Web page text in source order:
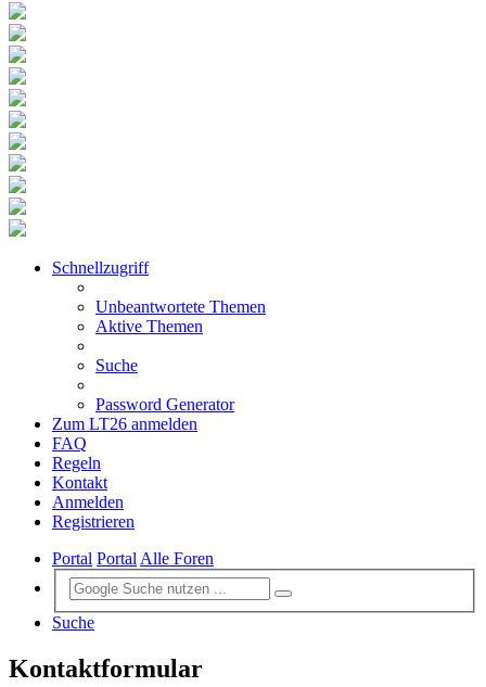
Schnellzugriff
Unbeantwortete Themen
Aktive Themen
Suche
Password Generator
Zum LT26 anmelden
FAQ
Regeln
Kontakt
Anmelden
Registrieren
Portal PortalAlle Foren
Suche
Kontaktformular